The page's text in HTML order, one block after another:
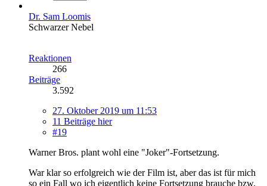
Dr. Sam Loomis
Schwarzer Nebel
Reaktionen
266
Beiträge
3.592
27. Oktober 2019 um 11:53
11 Beiträge hier
#19
Warner Bros. plant wohl eine "Joker"-Fortsetzung.
War klar so erfolgreich wie der Film ist, aber das ist für mich
so ein Fall wo ich eigentlich keine Fortsetzung brauche bzw.